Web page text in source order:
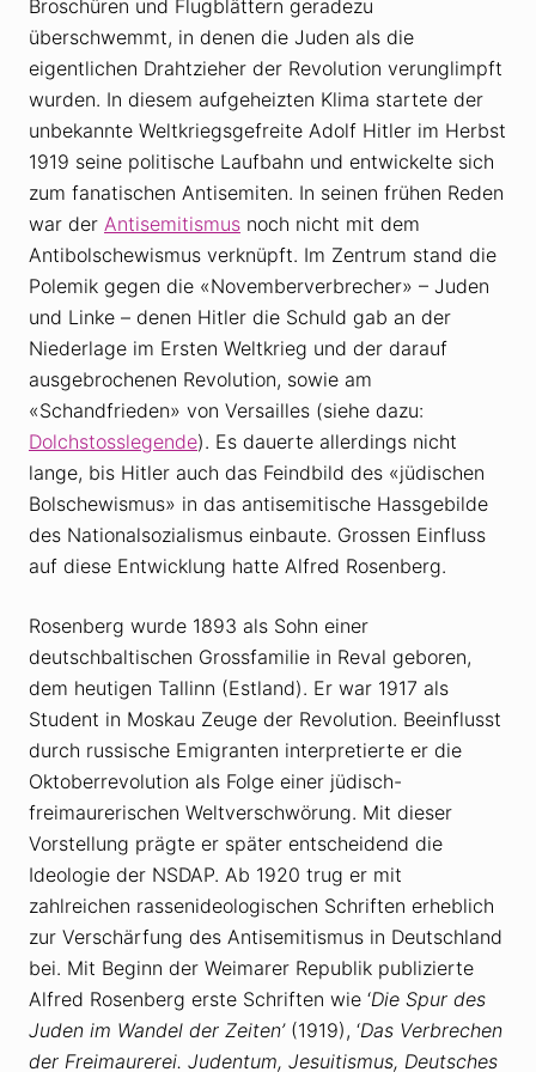
Broschüren und Flugblättern geradezu
überschwemmt, in denen die Juden als die
eigentlichen Drahtzieher der Revolution verunglimpft
wurden. In diesem aufgeheizten Klima startete der
unbekannte Weltkriegsgefreite Adolf Hitler im Herbst
1919 seine politische Laufbahn und entwickelte sich
zum fanatischen Antisemiten. In seinen frühen Reden
war der Antisemitismus noch nicht mit dem
Antibolschewismus verknüpft. Im Zentrum stand die
Polemik gegen die «Novemberverbrecher» – Juden
und Linke – denen Hitler die Schuld gab an der
Niederlage im Ersten Weltkrieg und der darauf
ausgebrochenen Revolution, sowie am
«Schandfrieden» von Versailles (siehe dazu:
Dolchstosslegende). Es dauerte allerdings nicht
lange, bis Hitler auch das Feindbild des «jüdischen
Bolschewismus» in das antisemitische Hassgebilde
des Nationalsozialismus einbaute. Grossen Einfluss
auf diese Entwicklung hatte Alfred Rosenberg.
Rosenberg wurde 1893 als Sohn einer
deutschbaltischen Grossfamilie in Reval geboren,
dem heutigen Tallinn (Estland). Er war 1917 als
Student in Moskau Zeuge der Revolution. Beeinflusst
durch russische Emigranten interpretierte er die
Oktoberrevolution als Folge einer jüdisch-
freimaurerischen Weltverschwörung. Mit dieser
Vorstellung prägte er später entscheidend die
Ideologie der NSDAP. Ab 1920 trug er mit
zahlreichen rassenideologischen Schriften erheblich
zur Verschärfung des Antisemitismus in Deutschland
bei. Mit Beginn der Weimarer Republik publizierte
Alfred Rosenberg erste Schriften wie ‘Die Spur des
Juden im Wandel der Zeiten’(1919), ‘Das Verbrechen
der Freimaurerei. Judentum, Jesuitismus, Deutsches